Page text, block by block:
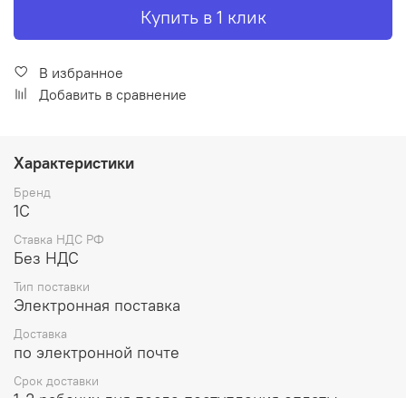
Купить в 1 клик
В избранное
Добавить в сравнение
Характеристики
Бренд
1С
Ставка НДС РФ
Без НДС
Тип поставки
Электронная поставка
Доставка
по электронной почте
Срок доставки